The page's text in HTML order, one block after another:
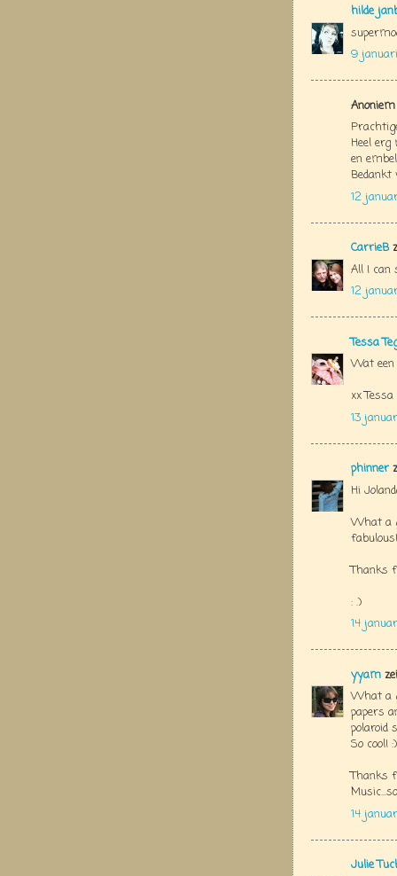
hilde
9
Heel
en
Bedankt
12
CarrieB
All I can
12
Tessa
Wat een
xx Tessa
13
phinner
Hi
What a
Thanks
: .)
14
yyam zei
What a
papers
polaroid
So cool! :)
Thanks
14
Julie